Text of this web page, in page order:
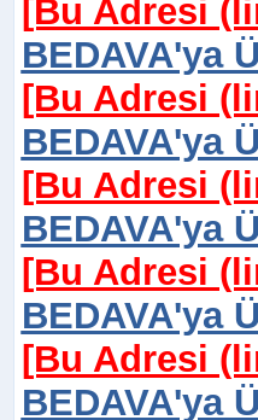
[Bu Adresi
BEDAVA'ya
[Bu Adresi
BEDAVA'ya
[Bu Adresi
BEDAVA'ya
[Bu Adresi
BEDAVA'ya
[Bu Adresi
BEDAVA'ya